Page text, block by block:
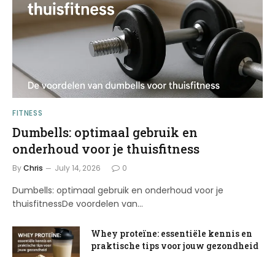
FITNESS
Dumbells: optimaal gebruik en
onderhoud voor je thuisfitness
ByChris July 14, 2026 0
Dumbells: optimaal gebruik en onderhoud voor je
thuisfitnessDe voordelen van…
Whey proteïne: essentiële kennis en
praktische tips voor jouw gezondheid